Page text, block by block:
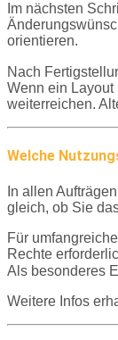
Im nächsten
orientieren.
Nach
Wenn ein Layout
weiterreichen.
Welche
In allen
gleich, ob Sie
Für
Rechte
Als besonderes
Weitere Infos